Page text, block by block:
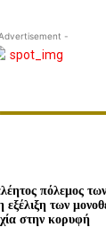
-
πόλεμος
των
στην κορυφή